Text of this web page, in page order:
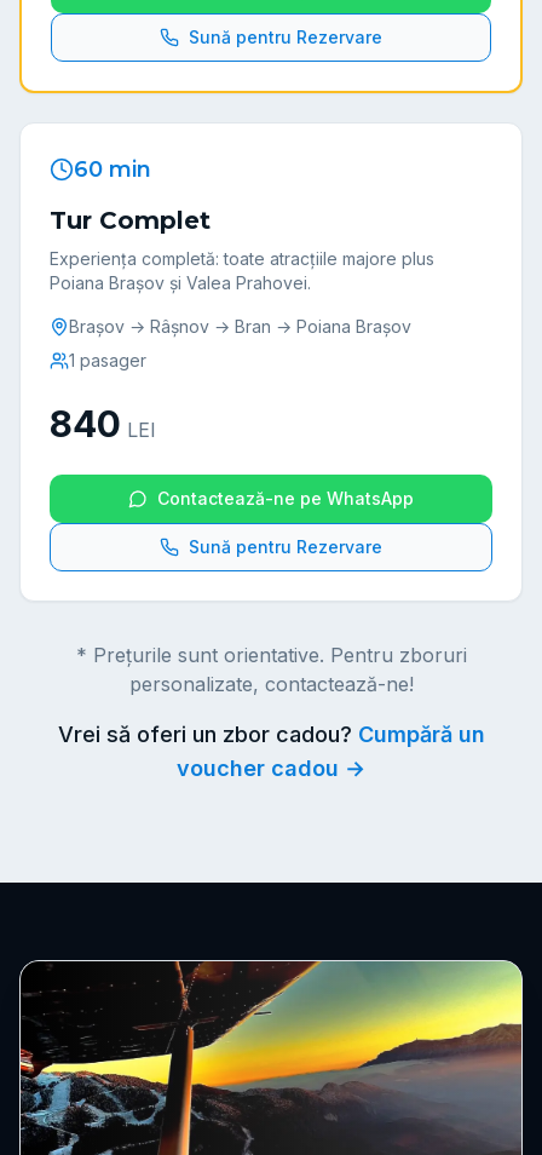
Sună pentru Rezervare
60 min
Tur Complet
Experiența completă: toate atracțiile majore plus
Poiana Brașov și Valea Prahovei.
Brașov → Râșnov → Bran → Poiana Brașov
1 pasager
840 LEI
Contactează-ne pe WhatsApp
Sună pentru Rezervare
* Prețurile sunt orientative. Pentru zboruri
personalizate, contactează-ne!
Vrei să oferi un zbor cadou? Cumpără un
voucher cadou →